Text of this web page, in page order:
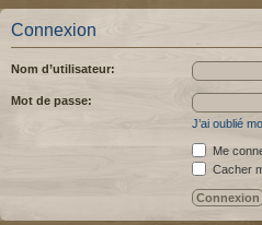
Connexion
Nom d’utilisateur:
Mot de passe:
J’ai oublié
Me
Cacher